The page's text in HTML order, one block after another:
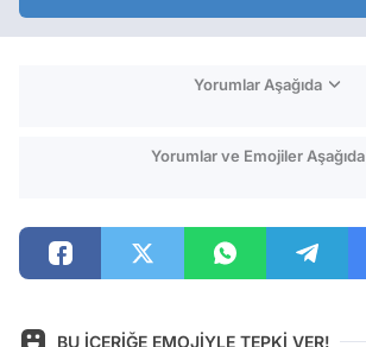
Yorumlar Aşağıda
Yorumlar ve Emojiler Aşağıda
BU İÇERİĞE EMOJİYLE TEPKİ VER!